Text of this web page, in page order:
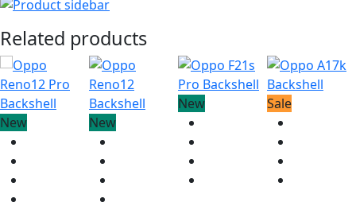
Related products
New New
New Sale